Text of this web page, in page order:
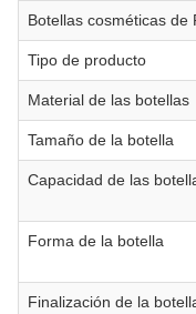
Botellas cosméticas de
Tipo de producto
Material de las botellas
Tamaño de la botella
Capacidad de las
Forma de la botella
Finalización de la